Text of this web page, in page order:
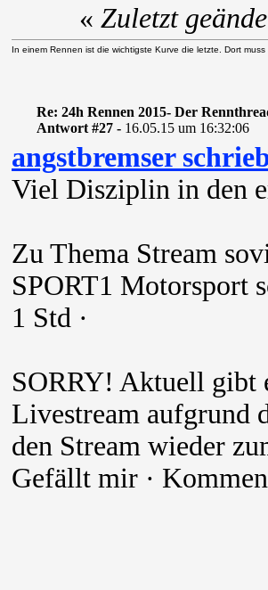
« Zuletzt
In einem Rennen ist die wichtigste Kurve die letzte. Dort
Re: 24h Rennen 2015- Der
Antwort #27 - 16.05.15 um 16:32:06
angstbremser
Viel Disziplin in den
Zu Thema Stream
SPORT1 Motorsport
1 Std ·
SORRY! Aktuell gibt
Livestream aufgrund
den Stream wieder
Gefällt mir ·